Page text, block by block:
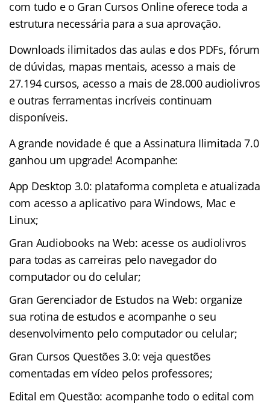
com tudo e o Gran Cursos Online oferece toda a
estrutura necessária para a sua aprovação.
Downloads ilimitados das aulas e dos PDFs, fórum
de dúvidas, mapas mentais, acesso a mais de
27.194 cursos, acesso a mais de 28.000 audiolivros
e outras ferramentas incríveis continuam
disponíveis.
A grande novidade é que a Assinatura Ilimitada 7.0
ganhou um upgrade! Acompanhe:
App Desktop 3.0: plataforma completa e atualizada
com acesso a aplicativo para Windows, Mac e
Linux;
Gran Audiobooks na Web: acesse os audiolivros
para todas as carreiras pelo navegador do
computador ou do celular;
Gran Gerenciador de Estudos na Web: organize
sua rotina de estudos e acompanhe o seu
desenvolvimento pelo computador ou celular;
Gran Cursos Questões 3.0: veja questões
comentadas em vídeo pelos professores;
Edital em Questão: acompanhe todo o edital com